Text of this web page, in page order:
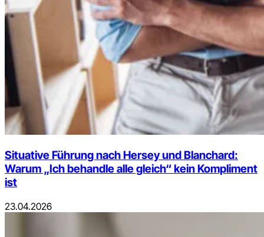
Situative Führung nach Hersey und Blanchard:
Warum „Ich behandle alle gleich“ kein Kompliment
ist
23.04.2026